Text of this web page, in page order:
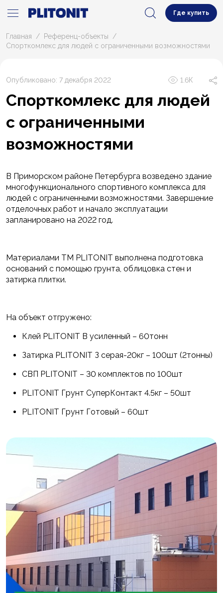
Где купить
Главная
Референц-объекты
Спорткомлекс для людей с ограниченными возможностями
Опубликовано: 7 декабря 2022 1.6К
Спорткомлекс для людей
с ограниченными
возможностями
В Приморском районе Петербурга возведено здание
многофункционального спортивного комплекса для
людей с ограниченными возможностями. Завершение
отделочных работ и начало эксплуатации
запланировано на 2022 год.
Материалами ТМ PLITONIT выполнена подготовка
оснований с помощью грунта, облицовка стен и
затирка плитки.
На объект отгружено:
Клей PLITONIT В усиленный – 60тонн
Затирка PLITONIT З серая-20кг – 100шт (2тонны)
СВП PLITONIT – 30 комплектов по 100шт
PLITONIT Грунт СуперКонтакт 4.5кг – 50шт
PLITONIT Грунт Готовый – 60шт